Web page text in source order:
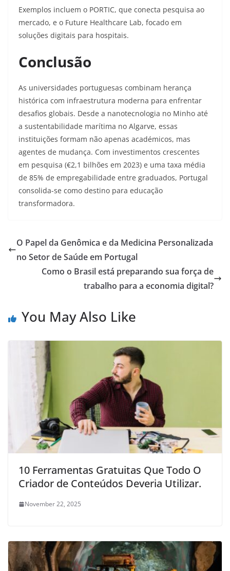
Exemplos incluem o PORTIC, que conecta pesquisa ao
mercado, e o Future Healthcare Lab, focado em
soluções digitais para hospitais.
Conclusão
As universidades portuguesas combinam herança
histórica com infraestrutura moderna para enfrentar
desafios globais. Desde a nanotecnologia no Minho até
a sustentabilidade marítima no Algarve, essas
instituições formam não apenas académicos, mas
agentes de mudança. Com investimentos crescentes
em pesquisa (€2,1 bilhões em 2023) e uma taxa média
de 85% de empregabilidade entre graduados, Portugal
consolida-se como destino para educação
transformadora.
O Papel da Genômica e da Medicina Personalizada
no Setor de Saúde em Portugal
Como o Brasil está preparando sua força de
trabalho para a economia digital?
You May Also Like
10 Ferramentas Gratuitas Que Todo O
Criador de Conteúdos Deveria Utilizar.
November 22, 2025